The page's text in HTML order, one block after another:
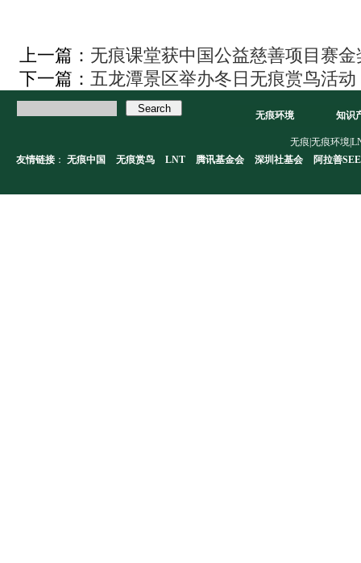
上一篇： 无痕课堂获中国公益慈善项目赛金
下一篇： 五龙潭景区举办冬日无痕赏鸟活动
无痕环境 知识
无痕|无痕环境
友情链接 ： 无痕中国 无痕赏鸟 LNT 腾讯基金会 深圳社基会 阿拉善SEE